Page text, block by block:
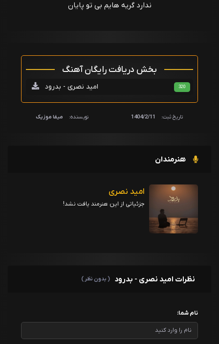
ندارد گریه هایم بی تو پایان
بخش دریافت رایگان آهنگ
امید نصری - بدرود 320
تاریخ ثبت: 1404/2/11 نویسنده: میفا موزیک
هنرمندان
امید نصری
جزئیاتی از این هنرمند یافت نشد!
نظرات امید نصری - بدرود ( بدون نظر )
نام شما: